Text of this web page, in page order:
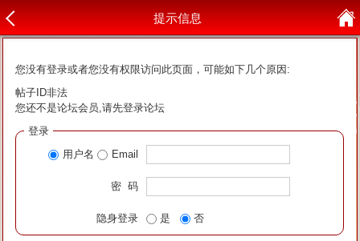
提示信息
您没有登录或者您没有权限访问此页面，可能如下几个原因:
帖子ID非法
您还不是论坛会员,请先登录论坛
登录
用户名
Email
密 码
隐身登录 是 否